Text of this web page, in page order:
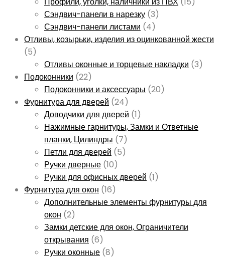
Сэндвич-панели в нарезку (3)
Сэндвич-панели листами (4)
Отливы, козырьки, изделия из оцинкованной жести
(5)
Отливы оконные и торцевые накладки (3)
Подоконники (22)
Подоконники и аксессуары (20)
Фурнитура для дверей (24)
Доводчики для дверей (1)
Нажимные гарнитуры, Замки и Ответные
планки, Цилиндры (7)
Петли для дверей (5)
Ручки дверные (10)
Ручки для офисных дверей (1)
Фурнитура для окон (16)
Дополнительные элементы фурнитуры для
окон (2)
Замки детские для окон, Ограничители
открывания (6)
Ручки оконные (8)